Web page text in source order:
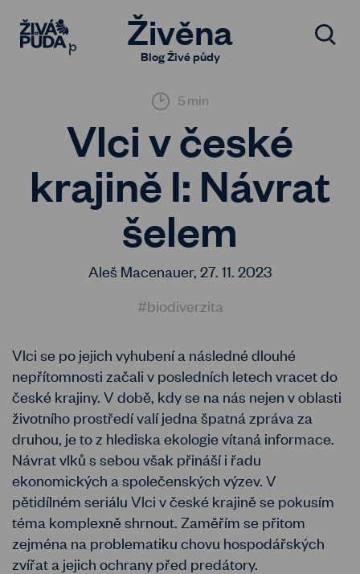
Živěna
Blog Živé půdy
5 min
Vlci v české
krajině I: Návrat
šelem
Aleš Macenauer, 27. 11. 2023
#biodiverzita
Vlci se po jejich vyhubení a následné dlouhé
nepřítomnosti začali v posledních letech vracet do
české krajiny. V době, kdy se na nás nejen v oblasti
životního prostředí valí jedna špatná zpráva za
druhou, je to z hlediska ekologie vítaná informace.
Návrat vlků s sebou však přináší i řadu
ekonomických a společenských výzev. V
pětidílném seriálu Vlci v české krajině se pokusím
téma komplexně shrnout. Zaměřím se přitom
zejména na problematiku chovu hospodářských
zvířat a jejich ochrany před predátory.